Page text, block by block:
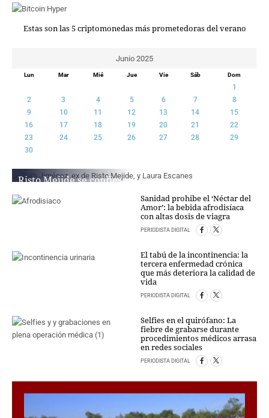
MOTOR
EXPERTOS
SALUD
ESCAPARATE
24X7
LA BURBUJA
TEMAS
AUTORES
HEMEROTECA
OFERTAS
CLUB PD
Estas son las 5 criptomonedas más prometedoras del verano
Junio 2025
Lun Mar Mié Jue Vie Sáb Dom
1
2
3 4 5 6 7
8
9
10 11 12 13 14
15
16
17 18 19 20 21
22
23
24 25 26 27 28
29
30
Risto Mejide se confiesa:
mujer mayor que yo”
Sanidad prohibe el ‘Néctar del
Amor’: la bebida afrodisíaca
con altas dosis de viagra
PERIODISTA DIGITAL
El tabú de la incontinencia: la
tercera enfermedad crónica
que más deteriora la calidad de
vida
PERIODISTA DIGITAL
Selfies en el quirófano: La
fiebre de grabarse durante
procedimientos médicos arrasa
en redes sociales
PERIODISTA DIGITAL